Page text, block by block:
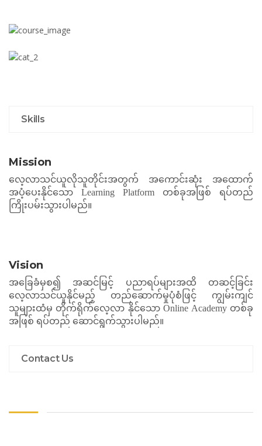
Skills
Mission
လေ့လာသင်ယူလိုသူတိုင်းအတွက် အကောင်းဆုံး
အထောက်
အပံ့ပေးနိုင်သော Learning Platform တစ်ခုအဖြစ်
ရပ်တည်
ကြိုးပမ်းသွားပါမည်။
Vision
အခြေခံမှစ၍ အဆင်မြင့် ပညာရပ်များအထိ
တဆင့်ခြင်း
လေ့လာသင်ယူနိုင်မည့်
တည်ဆောက်မှုပုံစံဖြင့်
ကျွမ်းကျင်
သူများထံမှ တိုက်ရိုက်လေ့လာ နိုင်သောOnline Academy တစ်ခု
အဖြစ် ရပ်တည် ဆောင်ရွက်သွားပါမည်။
Contact Us